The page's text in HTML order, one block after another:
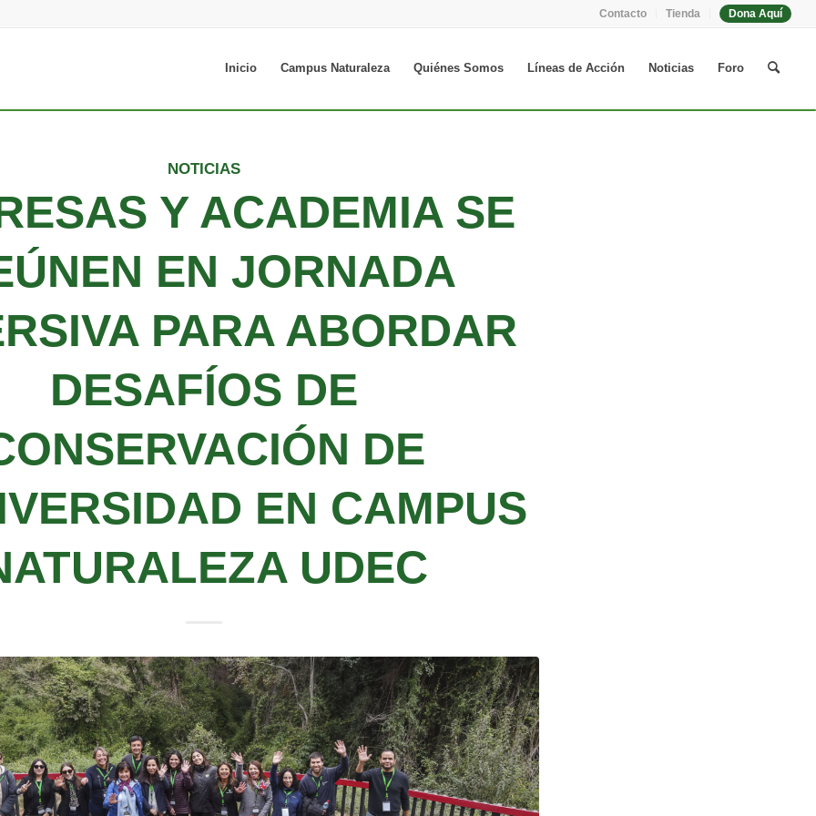
Contacto Tienda Dona Aquí
Inicio Campus Naturaleza Quiénes Somos Líneas de Acción Noticias Foro
NOTICIAS
Y ACADEMIA SE
EN JORNADA
PARA ABORDAR
DESAFÍOS DE
DE
EN CAMPUS
UDEC